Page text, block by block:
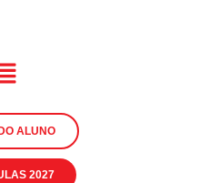
ALUNO
2027